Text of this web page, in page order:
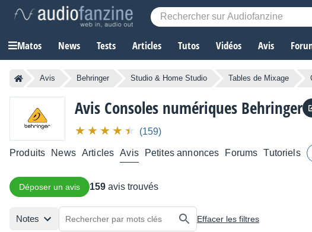
Matos News Tests Articles Tutos Vidéos Avis
Avis Behringer Studio & Home Studio Tables de Mixage
Avis Consoles numériques Behringer
(159)
Produits News Articles Avis Petites annonces Forums Tutoriels
Déposer un avis 159 avis trouvés
Notes Effacer les filtres